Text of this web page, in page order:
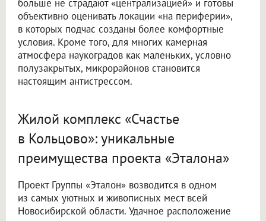
больше не страдают «централизацией» и готовы
объективно оценивать локации «на периферии»,
в которых подчас созданы более комфортные
условия. Кроме того, для многих камерная
атмосфера наукоградов как маленьких, условно
полузакрытых, микрорайонов становится
настоящим антистрессом.
Жилой комплекс «Счастье
в Кольцово»: уникальные
преимущества проекта «Эталона»
Проект Группы «Эталон» возводится в одном
из самых уютных и живописных мест всей
Новосибирской области. Удачное расположение